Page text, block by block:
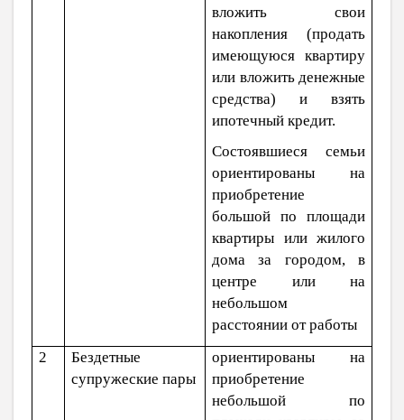
вложить свои
накопления (продать
имеющуюся квартиру
или вложить денежные
средства) и взять
ипотечный кредит.
Состоявшиеся семьи
ориентированы на
приобретение
большой по площади
квартиры или жилого
дома за городом, в
центре или на
небольшом
расстоянии от работы
2
Бездетные
супружеские пары
ориентированы на
приобретение
небольшой по